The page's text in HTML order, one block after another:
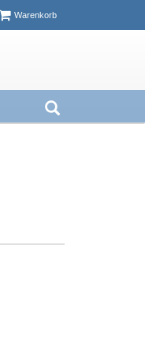
Warenkorbist leer
von Basteln öffnen
Suche